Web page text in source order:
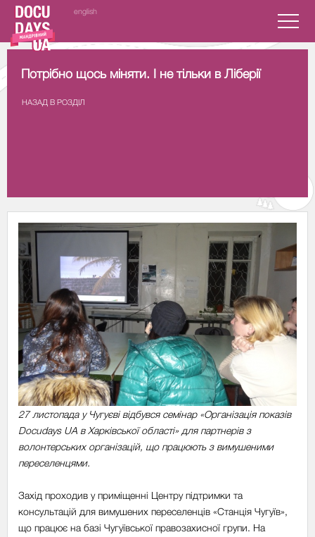
english
Потрібно щось міняти. І не тільки в Ліберії
НАЗАД В РОЗДIЛ
27 листопада у Чугуєві відбувся семінар «Організація показів
Docudays UA в Харківської області» для партнерів з
волонтерських організацій, що працюють з вимушеними
переселенцями.
Захід проходив у приміщенні Центру підтримки та
консультацій для вимушених переселенців «Станція Чугуїв»,
що працює на базі Чугуївської правозахисної групи. На